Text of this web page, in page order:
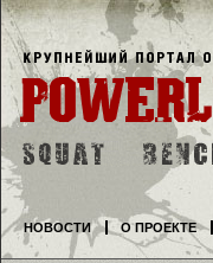
НОВОСТИ О ПРОЕКТЕ